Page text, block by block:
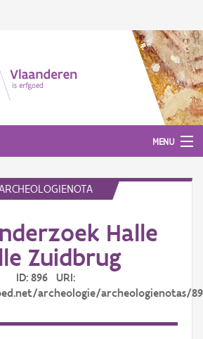
MENU
Halle
Zuidbrug
ID: 896 URI:
archeologie/archeologienotas/